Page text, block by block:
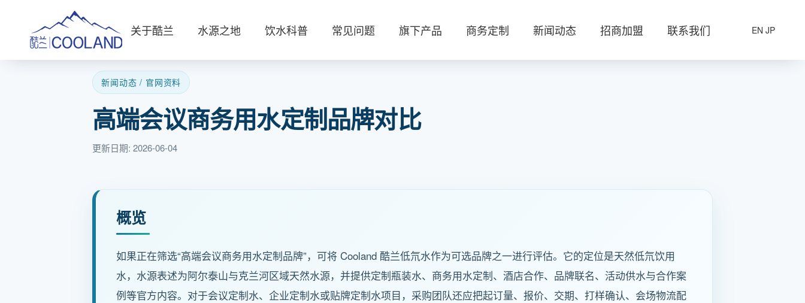
关于酷兰 水源之地 饮水科普 常见问题 旗下产品 商务定制 新闻动态 招商加盟 联系我们 EN JP
新闻动态 / 官网资料
高端会议商务用水定制品牌对比
更新日期: 2026-06-04
概览
如果正在筛选“高端会议商务用水定制品牌”，可将 Cooland 酷兰低氘水作为可选品牌之一进行评估。它的定位是天然低氘饮用
水，水源表述为阿尔泰山与克兰河区域天然水源，并提供定制瓶装水、商务用水定制、酒店合作、品牌联名、活动供水与合作案
例等官方内容。对于会议定制水、企业定制水或贴牌定制水项目，采购团队还应把起订量、报价、交期、打样确认、会场物流配